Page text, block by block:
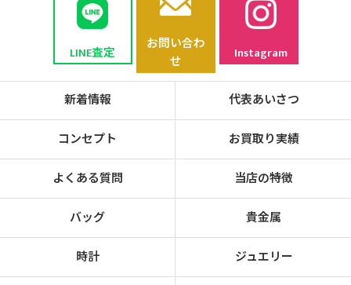
LINE査定
お問い合わ
せ
Instagram
新着情報
代表あいさつ
コンセプト
お買取り実績
よくある質問
当店の特徴
バッグ
貴金属
時計
ジュエリー